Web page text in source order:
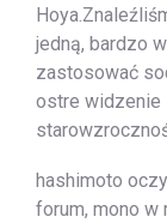
jedną, bardzo
zastosować
ostre widzenie
hashimoto
forum, mono w